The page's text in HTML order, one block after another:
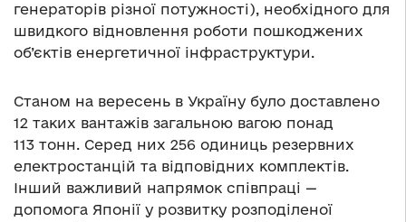
генераторів різної потужності), необхідного для
швидкого відновлення роботи пошкоджених
об’єктів енергетичної інфраструктури.
Станом на вересень в Україну було доставлено
12 таких вантажів загальною вагою понад
113 тонн. Серед них 256 одиниць резервних
електростанцій та відповідних комплектів.
Інший важливий напрямок співпраці —
допомога Японії у розвитку розподіленої